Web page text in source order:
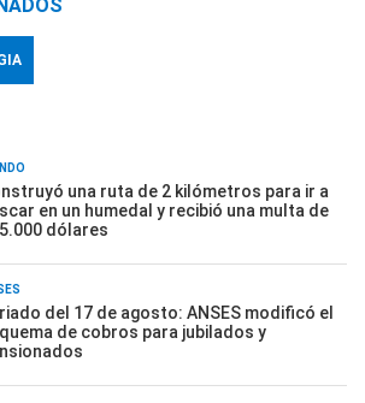
una ruta de 2 kilómetros para ir a
en un humedal y recibió una multa de
dólares
del 17 de agosto: ANSES modificó el
de cobros para jubilados y